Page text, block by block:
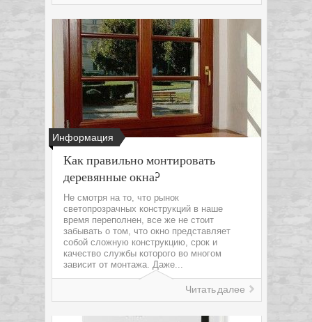
Информация
Как правильно монтировать
деревянные окна?
Не смотря на то, что рынок
светопрозрачных конструкций в наше
время переполнен, все же не стоит
забывать о том, что окно представляет
собой сложную конструкцию, срок и
качество службы которого во многом
зависит от монтажа. Даже...
Читать далее